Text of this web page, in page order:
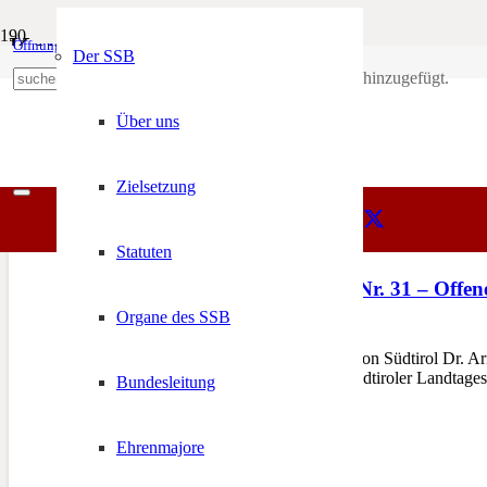
Öffnungszeiten
+39 0471 974 078 wurde deinem Warenkorb hinzugefügt.
Der SSB
Über uns
Zielsetzung
Statuten
Organe des SSB
Bundesleitung
Ehrenmajore
Kontrolle
SSB
COVID-Verordnung Nr. 31 –
An den Landeshauptmann von Südtirol Dr.
geschätzte Mitglieder des Südtiroler